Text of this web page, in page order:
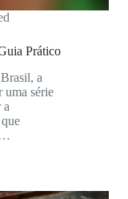
Prático
a
uma série
a